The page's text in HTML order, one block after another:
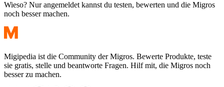
Wieso? Nur angemeldet kannst du testen, bewerten und die Migros
noch besser machen.
Migipedia ist die Community der Migros. Bewerte Produkte, teste
sie gratis, stelle und beantworte Fragen. Hilf mit, die Migros noch
besser zu machen.